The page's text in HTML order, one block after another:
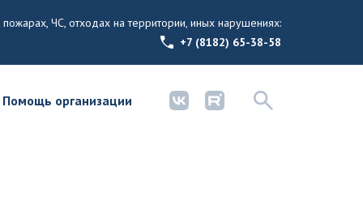
ЧС, отходах на территории, иных нарушениях:
+7 (8182) 65-38-58
Помощь организации